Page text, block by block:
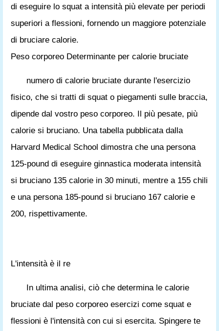
di eseguire lo squat a intensità più elevate per periodi
superiori a flessioni, fornendo un maggiore potenziale
di bruciare calorie.
Peso corporeo Determinante per calorie bruciate
numero di calorie bruciate durante l'esercizio
fisico, che si tratti di squat o piegamenti sulle braccia,
dipende dal vostro peso corporeo. Il più pesate, più
calorie si bruciano. Una tabella pubblicata dalla
Harvard Medical School dimostra che una persona
125-pound di eseguire ginnastica moderata intensità
si bruciano 135 calorie in 30 minuti, mentre a 155 chili
e una persona 185-pound si bruciano 167 calorie e
200, rispettivamente.
L'intensità è il re
In ultima analisi, ciò che determina le calorie
bruciate dal peso corporeo esercizi come squat e
flessioni è l'intensità con cui si esercita. Spingere te